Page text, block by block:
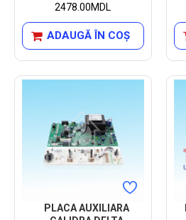
2478.00MDL
ADAUGĂ ÎN COŞ
PLACA AUXILIARA